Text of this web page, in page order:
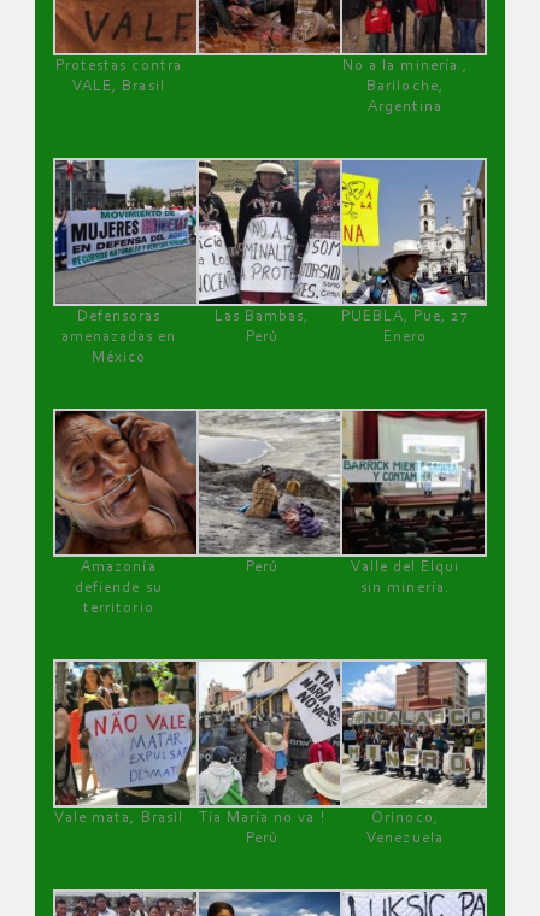
Protestas contra
VALE, Brasil
No a la minería ,
Bariloche,
Argentina
Defensoras
amenazadas en
México
Las Bambas,
Perú
PUEBLA, Pue, 27
Enero
Amazonía
defiende su
territorio
Perú
Valle del Elqui
sin minería.
Vale mata, Brasil
Tía María no va !
Perú
Orinoco,
Venezuela